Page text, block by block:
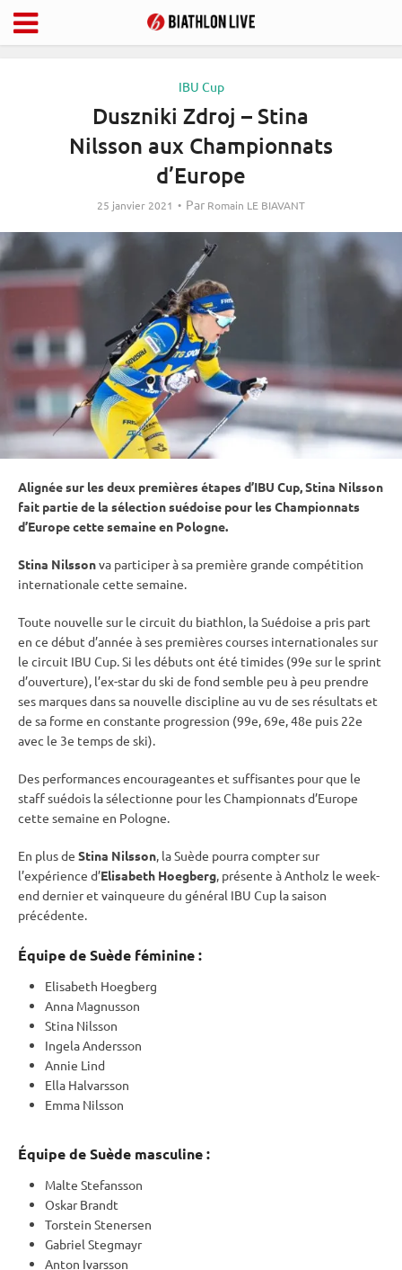
IBU Cup
Duszniki Zdroj – Stina
Nilsson aux Championnats
d’Europe
25 janvier 2021 Par Romain LE BIAVANT
Alignée sur les deux premières étapes d’IBU Cup, Stina Nilsson
fait partie de la sélection suédoise pour les Championnats
d’Europe cette semaine en Pologne.
Stina Nilssonva participer à sa première grande compétition
internationale cette semaine.
Toute nouvelle sur le circuit du biathlon, la Suédoise a pris part
en ce début d’année à ses premières courses internationales sur
le circuit IBU Cup. Si les débuts ont été timides (99e sur le sprint
d’ouverture), l’ex-star du ski de fondsemble peu à peu prendre
ses marques dans sa nouvelle discipline au vu de ses résultats et
de sa forme en constante progression (99e, 69e, 48e puis 22e
avec le 3e temps de ski).
Des performances encourageantes et suffisantes pour que le
staff suédois la sélectionne pour les Championnats d’Europe
cette semaine en Pologne.
En plus de Stina Nilsson, la Suède pourra compter sur
l’expérience d’Elisabeth Hoegberg, présente à Antholz le week-
end dernier et vainqueure du général IBU Cup la saison
précédente.
Équipe de Suède féminine :
Elisabeth Hoegberg
Anna Magnusson
Stina Nilsson
Ingela Andersson
Annie Lind
Ella Halvarsson
Emma Nilsson
Équipe de Suède masculine :
Malte Stefansson
Oskar Brandt
Torstein Stenersen
Gabriel Stegmayr
Anton Ivarsson